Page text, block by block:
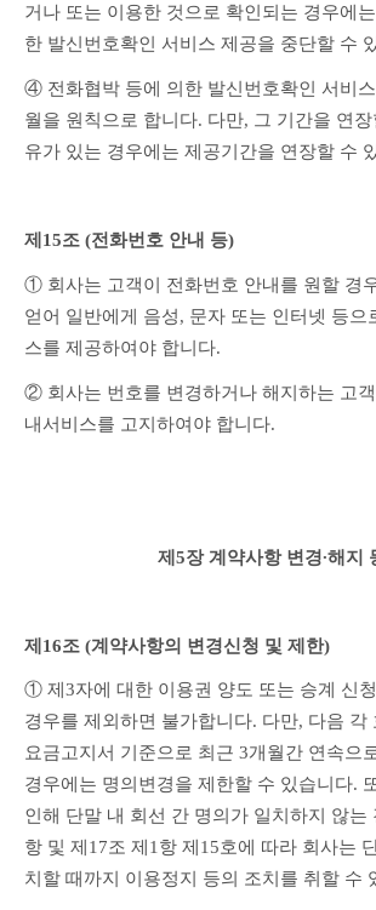
거나 또는 이용한 것으로 확인되는 경우에
한 발신번호확인 서비스 제공을 중단할 수
④ 전화협박 등에 의한 발신번호확인 서비
월을 원칙으로 합니다. 다만, 그 기간을 연
유가 있는 경우에는 제공기간을 연장할 수
제15조 (전화번호 안내 등)
① 회사는 고객이 전화번호 안내를 원할 경
얻어 일반에게 음성, 문자 또는 인터넷 등으
스를 제공하여야 합니다.
② 회사는 번호를 변경하거나 해지하는 고
내서비스를 고지하여야 합니다.
제5장 계약사항 변경∙해지
제16조 (계약사항의 변경신청 및 제한)
① 제3자에 대한 이용권 양도 또는 승계 신
경우를 제외하면 불가합니다. 다만, 다음 각
요금고지서 기준으로 최근 3개월간 연속으
경우에는 명의변경을 제한할 수 있습니다.
인해 단말 내 회선 간 명의가 일치하지 않는
항 및 제17조 제1항 제15호에 따라 회사는
치할 때까지 이용정지 등의 조치를 취할 수